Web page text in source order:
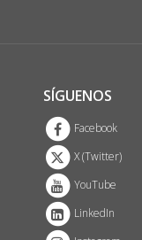
SÍGUENOS
Facebook
X (Twitter)
YouTube
LinkedIn